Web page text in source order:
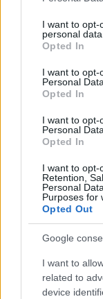
I want to opt-
personal data.
Opted In
I want to opt-
Personal Data.
Opted In
I want to opt-
Personal
Opted In
I want to opt-
Retention,
Personal
Purposes for
Opted Out
Google
I want to
related to
device
GnRH (farmaci
testosterone,
con
sessuale,
Iniziative
consigliera del
annunciato di
creazione di
Restrizioni
articoli
i migranti in
militare) per
comunità,
aggressività».
Torture hanno